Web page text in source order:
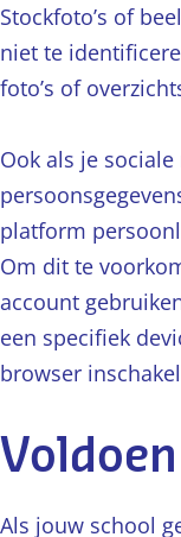
Stockfoto’s of
niet te
foto’s of
Ook als je
platform
Om dit te
account
een specifiek
browser
Als jouw school